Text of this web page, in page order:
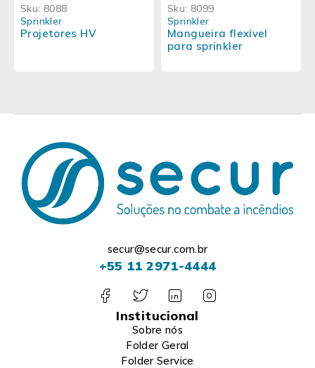
Sku: 8088
Sprinkler
Projetores HV
Sku: 8099
Sprinkler
Mangueira flexível
para sprinkler
secur@secur.com.br
+55 11 2971-4444
Institucional
Sobre nós
Folder Geral
Folder Service